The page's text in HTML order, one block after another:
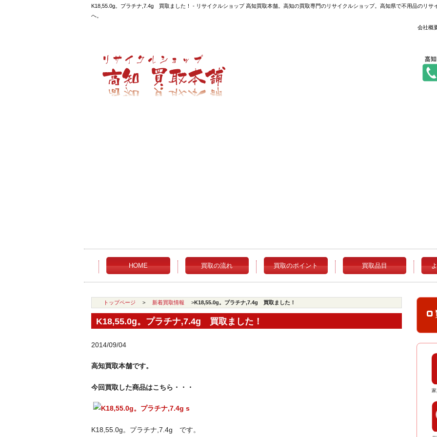
K18,55.0g。プラチナ,7.4g 買取ました！ - リサイクルショップ 高知買取本舗。高知の買取専門のリサイクルショップ。高知県で不用品のリサ
へ。
会社概
HOME 買取の流れ 買取のポイント 買取品目
トップページ > 新着買取情報 >K18,55.0g。プラチナ,7.4g 買取ました！
K18,55.0g。プラチナ,7.4g 買取ました！
2014/09/04
高知買取本舗です。
今回買取した商品はこちら・・・
K18,55.0g。プラチナ,7.4g です。